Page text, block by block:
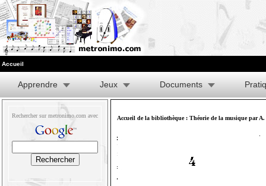
Accueil
Apprendre Jeux Documents
Rechercher sur metronimo.com avec Accueil de la bibliothèque: Théorie de la musique par A.